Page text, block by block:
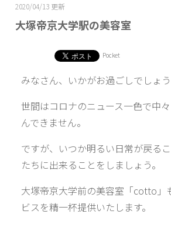
2020/04/13 更新
大塚帝京大学駅の美容室
Pocket
みなさん、いかがお過ごしでしょ
世間はコロナのニュース一色で中
んできません。
ですが、いつか明るい日常が戻る
たちに出来ることをしましょう。
大塚帝京大学前の美容室「cotto」
ビスを精一杯提供いたします。